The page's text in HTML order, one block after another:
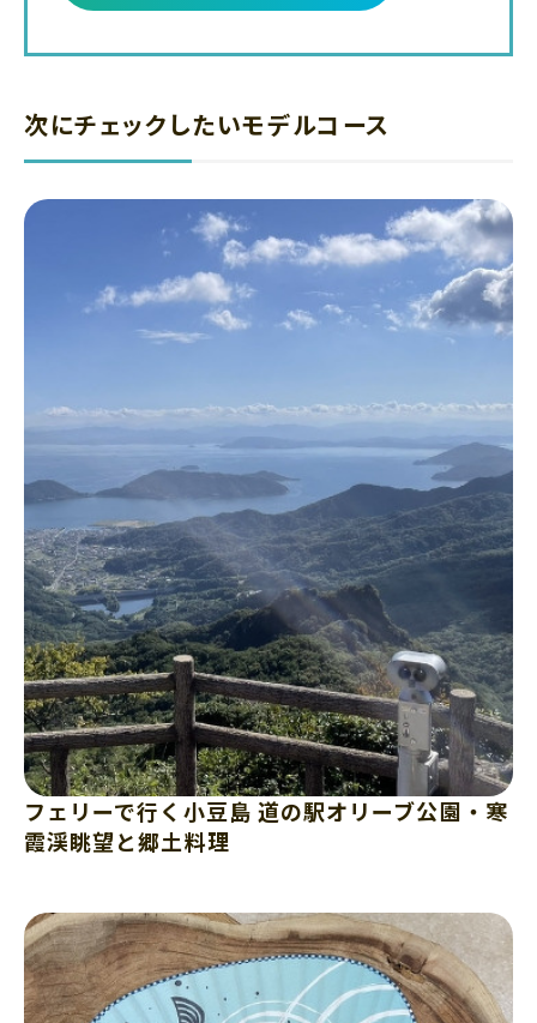
次にチェックしたいモデルコース
フェリーで行く小豆島 道の駅オリーブ公園・寒
霞渓眺望と郷土料理